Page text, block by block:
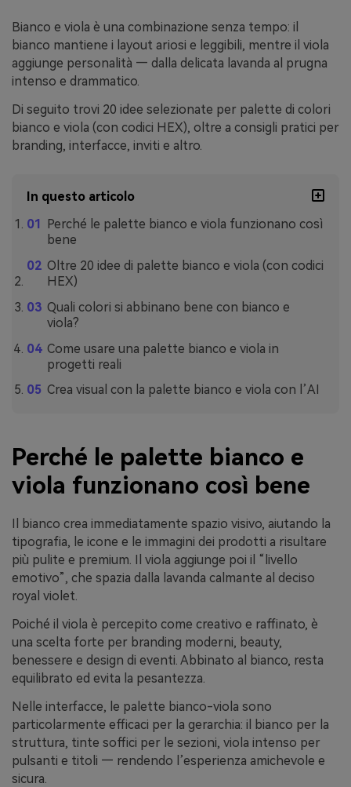
Bianco e viola è una combinazione senza tempo: il
bianco mantiene i layout ariosi e leggibili, mentre il viola
aggiunge personalità — dalla delicata lavanda al prugna
intenso e drammatico.
Di seguito trovi 20 idee selezionate per palette di colori
bianco e viola (con codici HEX), oltre a consigli pratici per
branding, interfacce, inviti e altro.
In questo articolo
Perché le palette bianco e viola funzionano così
bene
Oltre 20 idee di palette bianco e viola (con codici
HEX)
Quali colori si abbinano bene con bianco e
viola?
Come usare una palette bianco e viola in
progetti reali
Crea visual con la palette bianco e viola con l’AI
Perché le palette bianco e
viola funzionano così bene
Il bianco crea immediatamente spazio visivo, aiutando la
tipografia, le icone e le immagini dei prodotti a risultare
più pulite e premium. Il viola aggiunge poi il “livello
emotivo”, che spazia dalla lavanda calmante al deciso
royal violet.
Poiché il viola è percepito come creativo e raffinato, è
una scelta forte per branding moderni, beauty,
benessere e design di eventi. Abbinato al bianco, resta
equilibrato ed evita la pesantezza.
Nelle interfacce, le palette bianco-viola sono
particolarmente efficaci per la gerarchia: il bianco per la
struttura, tinte soffici per le sezioni, viola intenso per
pulsanti e titoli — rendendo l’esperienza amichevole e
sicura.